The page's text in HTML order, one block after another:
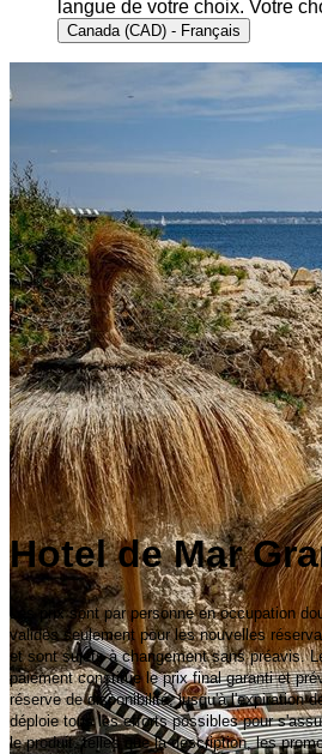
langue de votre choix. Votre
Canada (CAD) - Français
Hotel de Mar
Les prix sont par personne en occupation
valides seulement pour les nouvelles
et sont sujets à changement sans préavis.
paiement constitue le prix final garanti et
réserve de disponibilité, jusqu'à l'expiration
déploie tous les efforts possibles pour
le produit, telles que la description, les